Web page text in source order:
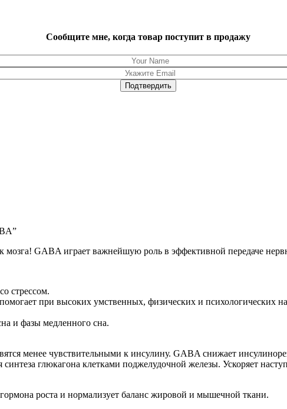
Сообщите мне, когда товар поступит в продажу
GABA играет важнейшую роль в эффективной передаче
стрессом.
при высоких умственных, физических и психологических
и фазы медленного сна.
менее чувствительными к инсулину. GABA снижает
глюкагона клетками поджелудочной железы. Ускоряет
роста и нормализует баланс жировой и мышечной ткани.